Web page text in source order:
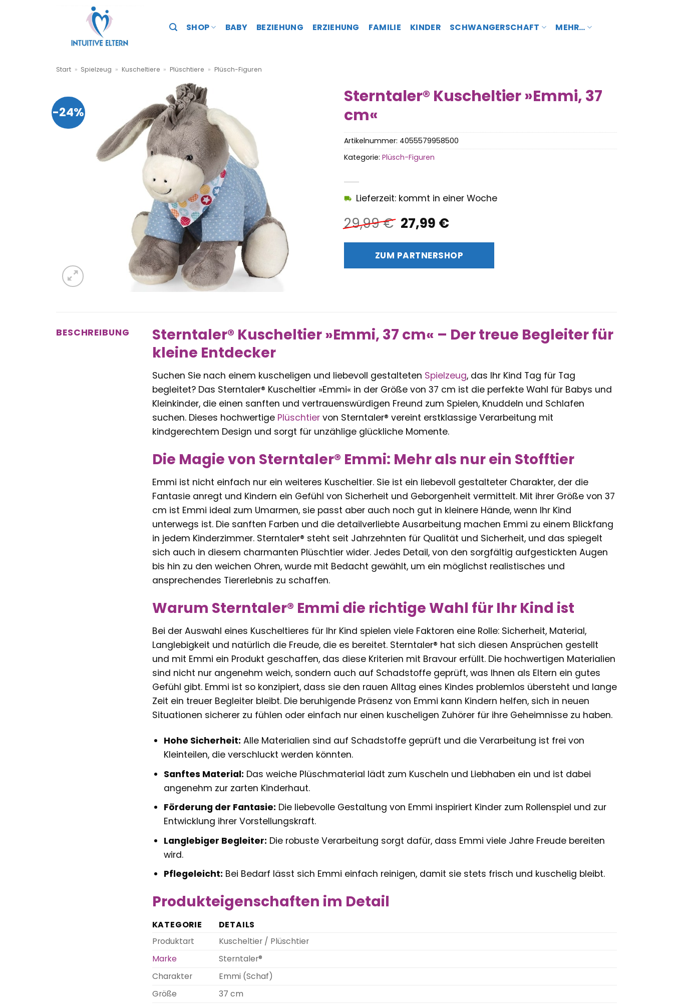
SHOP BABY BEZIEHUNG ERZIEHUNG FAMILIE KINDER SCHWANGERSCHAFT MEHR…
Start » Spielzeug » Kuscheltiere » Plüschtiere » Plüsch-Figuren
-24%
Sterntaler® Kuscheltier »Emmi, 37
cm«
29,99€ Ursprünglicher
Preis
war:
29,99 €
27,99 €Aktueller
ist:
27,99 €.
Lieferzeit: kommt in einer Woche
ZUM PARTNERSHOP
Artikelnummer: 4055579958500
Kategorie: Plüsch-Figuren
BESCHREIBUNG
Sterntaler® Kuscheltier »Emmi, 37 cm« – Der treue Begleiter für
kleine Entdecker
Suchen Sie nach einem kuscheligen und liebevoll gestalteten Spielzeug, das Ihr Kind Tag für Tag
begleitet? Das Sterntaler® Kuscheltier »Emmi« in der Größe von 37 cm ist die perfekte Wahl für Babys und
Kleinkinder, die einen sanften und vertrauenswürdigen Freund zum Spielen, Knuddeln und Schlafen
suchen. Dieses hochwertige Plüschtiervon Sterntaler® vereint erstklassige Verarbeitung mit
kindgerechtem Design und sorgt für unzählige glückliche Momente.
Die Magie von Sterntaler® Emmi: Mehr als nur ein Stofftier
Emmi ist nicht einfach nur ein weiteres Kuscheltier. Sie ist ein liebevoll gestalteter Charakter, der die
Fantasie anregt und Kindern ein Gefühl von Sicherheit und Geborgenheit vermittelt. Mit ihrer Größe von 37
cm ist Emmi ideal zum Umarmen, sie passt aber auch noch gut in kleinere Hände, wenn Ihr Kind
unterwegs ist. Die sanften Farben und die detailverliebte Ausarbeitung machen Emmi zu einem Blickfang
in jedem Kinderzimmer. Sterntaler® steht seit Jahrzehnten für Qualität und Sicherheit, und das spiegelt
sich auch in diesem charmanten Plüschtier wider. Jedes Detail, von den sorgfältig aufgestickten Augen
bis hin zu den weichen Ohren, wurde mit Bedacht gewählt, um ein möglichst realistisches und
ansprechendes Tiererlebnis zu schaffen.
Warum Sterntaler® Emmi die richtige Wahl für Ihr Kind ist
Bei der Auswahl eines Kuscheltieres für Ihr Kind spielen viele Faktoren eine Rolle: Sicherheit, Material,
Langlebigkeit und natürlich die Freude, die es bereitet. Sterntaler® hat sich diesen Ansprüchen gestellt
und mit Emmi ein Produkt geschaffen, das diese Kriterien mit Bravour erfüllt. Die hochwertigen Materialien
sind nicht nur angenehm weich, sondern auch auf Schadstoffe geprüft, was Ihnen als Eltern ein gutes
Gefühl gibt. Emmi ist so konzipiert, dass sie den rauen Alltag eines Kindes problemlos übersteht und lange
Zeit ein treuer Begleiter bleibt. Die beruhigende Präsenz von Emmi kann Kindern helfen, sich in neuen
Situationen sicherer zu fühlen oder einfach nur einen kuscheligen Zuhörer für ihre Geheimnisse zu haben.
Hohe Sicherheit: Alle Materialien sind auf Schadstoffe geprüft und die Verarbeitung ist frei von
Kleinteilen, die verschluckt werden könnten.
Sanftes Material: Das weiche Plüschmaterial lädt zum Kuscheln und Liebhaben ein und ist dabei
angenehm zur zarten Kinderhaut.
Förderung der Fantasie: Die liebevolle Gestaltung von Emmi inspiriert Kinder zum Rollenspiel und zur
Entwicklung ihrer Vorstellungskraft.
Langlebiger Begleiter: Die robuste Verarbeitung sorgt dafür, dass Emmi viele Jahre Freude bereiten
wird.
Pflegeleicht: Bei Bedarf lässt sich Emmi einfach reinigen, damit sie stets frisch und kuschelig bleibt.
Produkteigenschaften im Detail
KATEGORIE
DETAILS
Produktart
Kuscheltier / Plüschtier
Marke
Sterntaler®
Charakter
Emmi (Schaf)
Größe
37 cm